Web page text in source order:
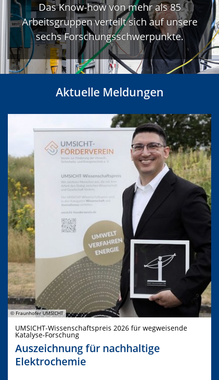
Das Know-how von mehr als 85
Arbeitsgruppen verteilt sich auf unsere
sechs Forschungsschwerpunkte.
Aktuelle Meldungen
© Fraunhofer UMSICHT
UMSICHT-Wissenschaftspreis 2026 für wegweisende
Katalyse-Forschung
Auszeichnung für nachhaltige
Elektrochemie